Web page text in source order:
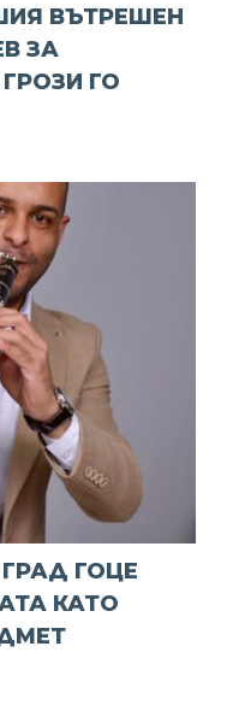
ВЪТРЕШЕН
ЗА
ГО
ГОЦЕ
КАТО